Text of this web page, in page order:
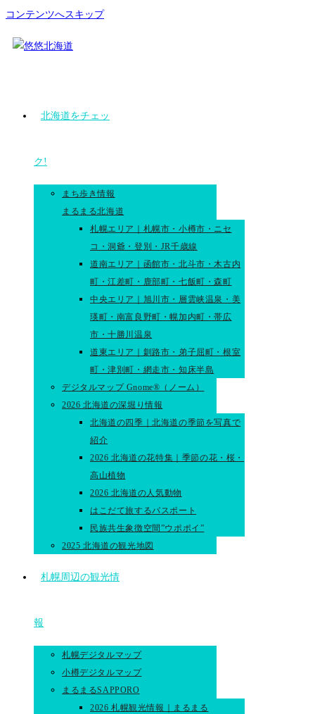
コンテンツへスキップ
北海道をチェッ
ク!
まち歩き情報
まるまる北海道
札幌エリア｜札幌市・小樽市・ニセ
コ・洞爺・登別・JR千歳線
道南エリア｜函館市・北斗市・木古内
町・江差町・鹿部町・七飯町・森町
中央エリア｜旭川市・層雲峡温泉・美
瑛町・南富良野町・幌加内町・帯広
市・十勝川温泉
道東エリア｜釧路市・弟子屈町・根室
町・津別町・網走市・知床半島
デジタルマップ Gnome®（ノーム）
2026 北海道の深堀り情報
北海道の四季｜北海道の季節を写真で
紹介
2026 北海道の花特集｜季節の花・桜・
高山植物
2026 北海道の人気動物
はこだて旅するパスポート
民族共生象徴空間”ウポポイ”
2025 北海道の観光地図
札幌周辺の観光情
報
札幌デジタルマップ
小樽デジタルマップ
まるまるSAPPORO
2026 札幌観光情報｜まるまる